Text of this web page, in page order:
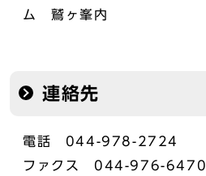
ム 鷲ヶ峯内
連絡先
電話 044-978-2724
ファクス 044-976-6470